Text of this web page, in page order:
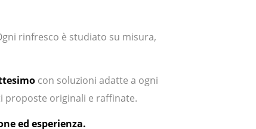
rinfresco è studiato su misura,
con soluzioni adatte a ogni
proposte originali e raffinate.
ed esperienza.